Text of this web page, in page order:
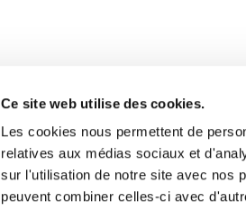
Ce site web utilise des cookies.
Les cookies nous permettent de
relatives aux médias sociaux et
sur l'utilisation de notre site avec nos
peuvent combiner celles-ci avec